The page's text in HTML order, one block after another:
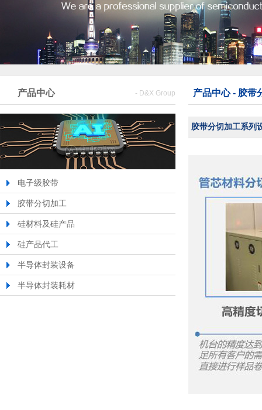
产品中心 - D&X Group
电子级胶带
胶带分切加工
硅材料及硅产品
硅产品代工
半导体封装设备
半导体封装耗材
产品中心 - 胶带
胶带分切加工系列